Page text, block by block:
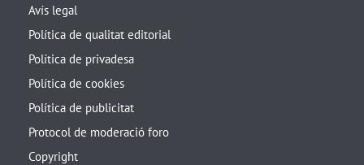
Avís legal
Política de qualitat editorial
Política de privadesa
Política de cookies
Política de publicitat
Protocol de moderació foro
Copyright